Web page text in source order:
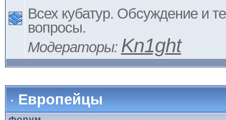
Всех кубатур. Обсуждение и
вопросы.
Модераторы: Kn1ght
Европейцы